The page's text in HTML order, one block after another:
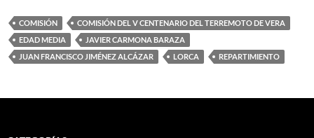
COMISIÓN
COMISIÓN DEL V CENTENARIO DEL TERREMOTO DE VERA
EDAD MEDIA
JAVIER CARMONA BARAZA
JUAN FRANCISCO JIMÉNEZ ALCÁZAR
LORCA REPARTIMIENTO